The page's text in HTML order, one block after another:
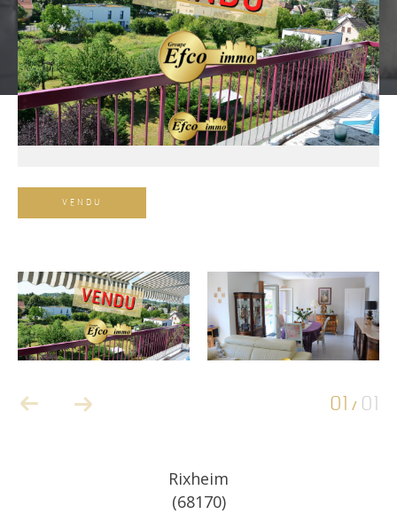
VENDU
01 / 01
Rixheim
(68170)
Référence
AFFINER LES CRITÈRES
TERRASSE PARKING PISCINE